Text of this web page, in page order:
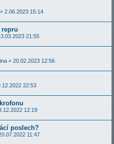
« 2.06.2023 15:14
21:55
« 20.02.2023 12:56
22:53
12:19
poslech?
11:47